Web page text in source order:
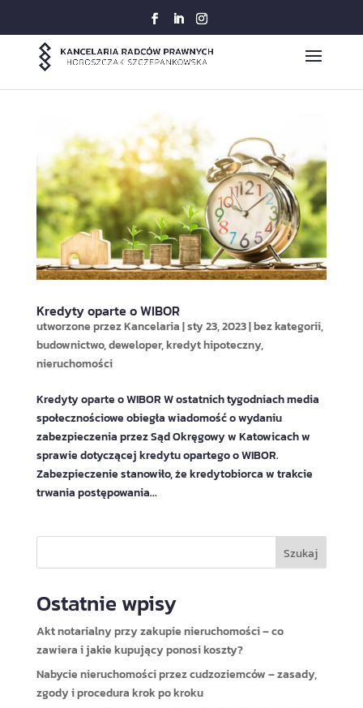
Kredyty oparte o WIBOR
utworzone przezKancelaria|sty 23, 2023|bez kategorii,
budownictwo,deweloper,kredyt hipoteczny,
nieruchomości
Kredyty oparte o WIBOR W ostatnich tygodniach media
społecznościowe obiegła wiadomość o wydaniu
zabezpieczenia przez Sąd Okręgowy w Katowicach w
sprawie dotyczącej kredytu opartego o WIBOR.
Zabezpieczenie stanowiło, że kredytobiorca w trakcie
trwania postępowania...
Szukaj
Ostatnie wpisy
Akt notarialny przy zakupie nieruchomości – co
zawiera i jakie kupujący ponosi koszty?
Nabycie nieruchomości przez cudzoziemców – zasady,
zgody i procedura krok po kroku